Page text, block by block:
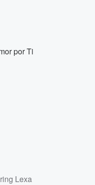
por Ti
Lexa